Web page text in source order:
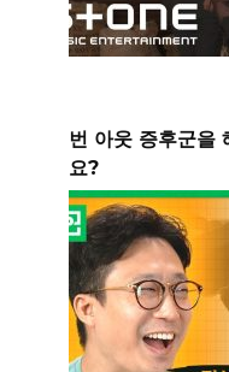
번 아웃 증후군을
요?